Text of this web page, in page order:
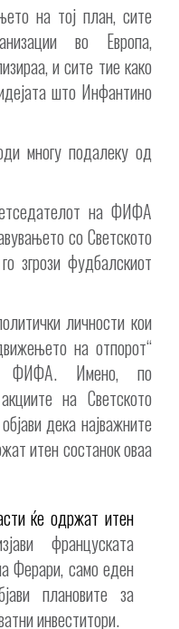
на тој план, сите
во Европа,
и сите тие како
што Инфантино
многу подалеку од
на ФИФА
со Светското
згрози фудбалскиот
личности кои
на отпорот“
ФИФА. Имено, по
на Светското
дека најважните
итен состанок оваа
ќе одржат итен
француската
Ферари, само еден
плановите за
инвеститори.